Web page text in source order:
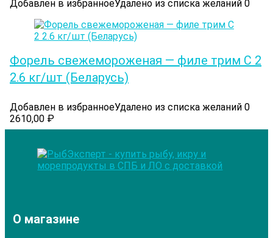
Добавлен в избранноеУдалено из списка желаний 0
Форель свежемороженая — филе трим С 2
2.6 кг/шт (Беларусь)
Добавлен в избранноеУдалено из списка желаний 0
2610,00 ₽
О магазине